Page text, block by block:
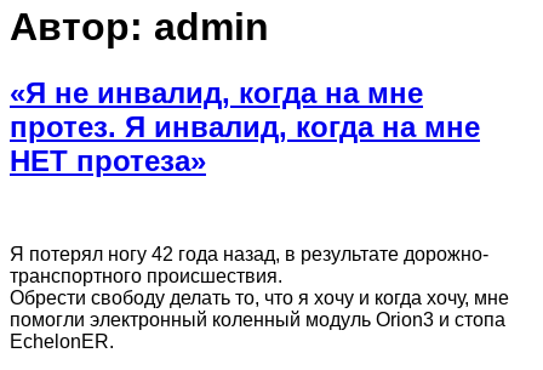
Автор: admin
«Я не инвалид, когда на мне
протез. Я инвалид, когда на мне
НЕТ протеза»
Я потерял ногу 42 года назад, в результате дорожно-
транспортного происшествия.
Обрести свободу делать то, что я хочу и когда хочу, мне
помогли электронный коленный модуль Orion3 и стопа
EchelonER.